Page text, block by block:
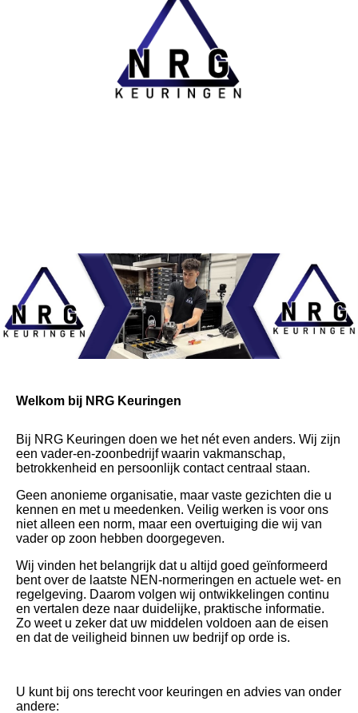
Welkom bij NRG Keuringen
Bij NRG Keuringen doen we het nét even anders. Wij zijn
een vader-en-zoonbedrijf waarin vakmanschap,
betrokkenheid en persoonlijk contact centraal staan.
Geen anonieme organisatie, maar vaste gezichten die u
kennen en met u meedenken. Veilig werken is voor ons
niet alleen een norm, maar een overtuiging die wij van
vader op zoon hebben doorgegeven.
Wij vinden het belangrijk dat u altijd goed geïnformeerd
bent over de laatste NEN-normeringen en actuele wet- en
regelgeving. Daarom volgen wij ontwikkelingen continu
en vertalen deze naar duidelijke, praktische informatie.
Zo weet u zeker dat uw middelen voldoen aan de eisen
en dat de veiligheid binnen uw bedrijf op orde is.
U kunt bij ons terecht voor keuringen en advies van onder
andere: